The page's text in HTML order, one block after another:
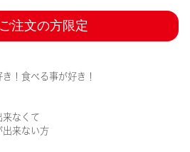
注文の方限定
！食べる事が好き！
来なくて
出来ない方